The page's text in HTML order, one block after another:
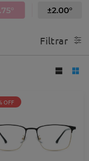
Filtrar
OFF